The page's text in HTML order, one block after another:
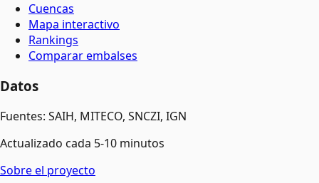
Cuencas
Mapa interactivo
Rankings
Comparar embalses
Datos
Fuentes: SAIH, MITECO, SNCZI, IGN
Actualizado cada 5-10 minutos
Sobre el proyecto